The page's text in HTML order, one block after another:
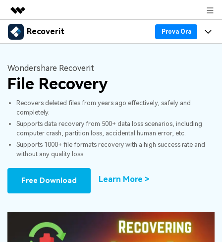
Prodotti in evidenza
Utilità
Panoramica
Soluzione
Chi siamo
Sala stampa
Negozio
Supporto
Recoverit Prova Ora
Recupero Dati
Backup Dati
Riparazione Dati
Funzionalità
Recover file Media
Recover Document Files
Recover From Devices
Controlla tutte le caratteristiche
Blog
Problemi dei File
Problemi del Computer
Problemi del Dispositivo Archiviazione
Centro di conoscenza
Supporto
Supporto
Novità
Guida
50% OFF!
SCARICA ORA Accedi
Wondershare Recoverit
File Recovery
Recovers deleted files from years ago effectively, safely and
completely.
Supports data recovery from 500+ data loss scenarios, including
computer crash, partition loss, accidental human error, etc.
Supports 1000+ file formats recovery with a high success rate and
without any quality loss.
Free Download Learn More >